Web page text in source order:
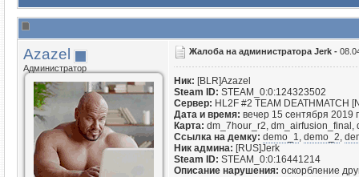
Azazel
Администратор
Жалоба на администратора Jerk -
Ник: [BLR]Azazel
Steam ID: STEAM_0:0:124323502
Сервер: HL2F #2 TEAM DEATHMATCH
Дата и время: вечер 15 сентября 2019
Карта: dm_7hour_r2, dm_airfusion_final,
Ссылка на демку: demo_1, demo_2,
Ник админа: [RUS]Jerk
Steam ID: STEAM_0:0:16441214
Описание нарушения: оскорбление